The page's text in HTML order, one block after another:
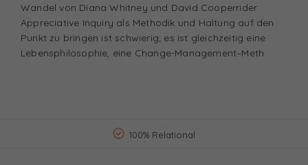
Wandel von Diana Whitney und David Cooperrider
Appreciative Inquiry als Methodik und Haltung auf den
Punkt zu bringen ist schwierig; es ist gleichzeitig eine
Lebensphilosophie, eine Change-Management–Meth
100% Relational